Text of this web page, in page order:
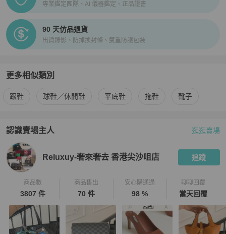
專業鑑定團隊、AI 儀器鑑定、正品證書
90 天仿品退貨
出貨錄影、防掉換封條、雙重防護包裝
更多相似類別
更多Jimmy Choo 女鞋相似商品推薦
跟鞋 球鞋／休閒鞋 平底鞋 拖鞋 靴子
認識賣場主人
PopChill 拍拍圈嚴選賣家 Reluxuy-奢來奢去 香港尖沙咀店介紹
逛逛賣場
Reluxuy-奢來奢去 香港尖沙咀店 追蹤
商品數
3807 件
商品售出
70 件
安心購通過
98 %
聊聊回覆
當天回覆